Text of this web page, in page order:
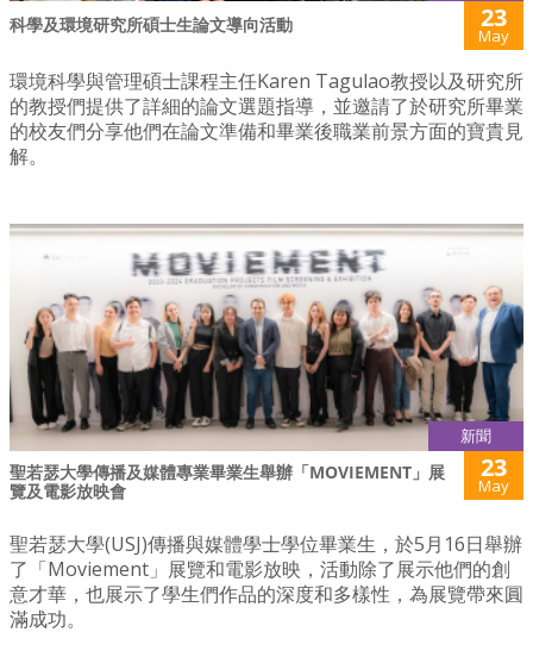
科學及環境研究所碩士生論文導向活動 23
May
環境科學與管理碩士課程主任Karen Tagulao教授以及研究所
的教授們提供了詳細的論文選題指導，並邀請了於研究所畢業
的校友們分享他們在論文準備和畢業後職業前景方面的寶貴見
解。
新聞
聖若瑟大學傳播及媒體專業畢業生舉辦「MOVIEMENT」展
覽及電影放映會
23
May
聖若瑟大學(USJ)傳播與媒體學士學位畢業生，於5月16日舉辦
了「Moviement」展覽和電影放映，活動除了展示他們的創
意才華，也展示了學生們作品的深度和多樣性，為展覽帶來圓
滿成功。